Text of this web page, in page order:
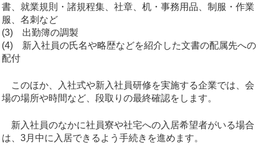
書、就業規則・諸規程集、社章、机・事務用品、制服・作業
服、名刺など
(3) 出勤簿の調製
(4) 新入社員の氏名や略歴などを紹介した文書の配属先への
配付
このほか、入社式や新入社員研修を実施する企業では、会
場の場所や時間など、段取りの最終確認をします。
新入社員のなかに社員寮や社宅への入居希望者がいる場合
は、3月中に入居できるよう手続きを進めます。